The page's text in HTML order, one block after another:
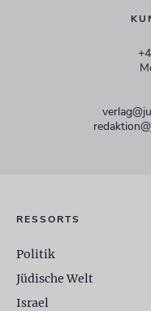
RESSORTS
Politik
Jüdische Welt
Israel